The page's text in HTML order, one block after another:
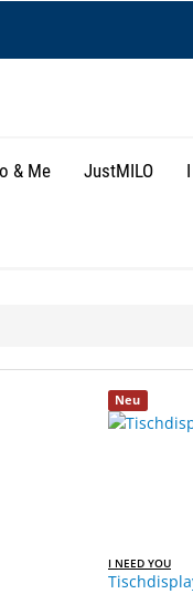
& Me JustMILO
Neu
I NEED YOU